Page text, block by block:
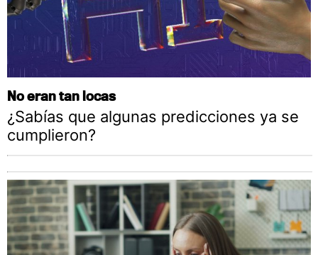
No eran tan locas
¿Sabías que algunas predicciones ya se
cumplieron?